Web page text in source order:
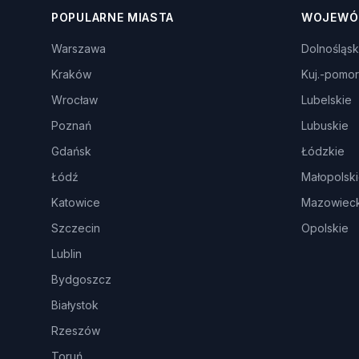
POPULARNE MIASTA
Warszawa
Kraków
Wrocław
Poznań
Gdańsk
Łódź
Katowice
Szczecin
Lublin
Bydgoszcz
Białystok
Rzeszów
Toruń
Kuj.-
Lubelskie
Lubuskie
Łódzkie
Opolskie